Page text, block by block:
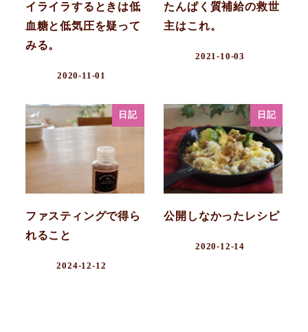
イライラするときは低
血糖と低気圧を疑って
みる。
2020-11-01
たんぱく質補給の救世
主はこれ。
2021-10-03
日記
ファスティングで得ら
れること
2024-12-12
日記
公開しなかったレシピ
2020-12-14